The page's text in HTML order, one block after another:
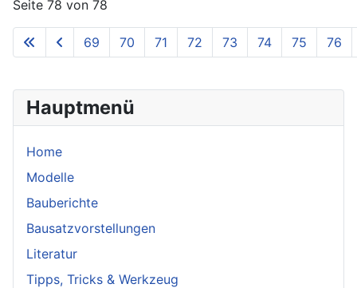
Hauptmenü
Home
Modelle
Bauberichte
Bausatzvorstellungen
Literatur
Tipps, Tricks & Werkzeug
Seite 78 von 78
69 70 71 72 73 74 75 76